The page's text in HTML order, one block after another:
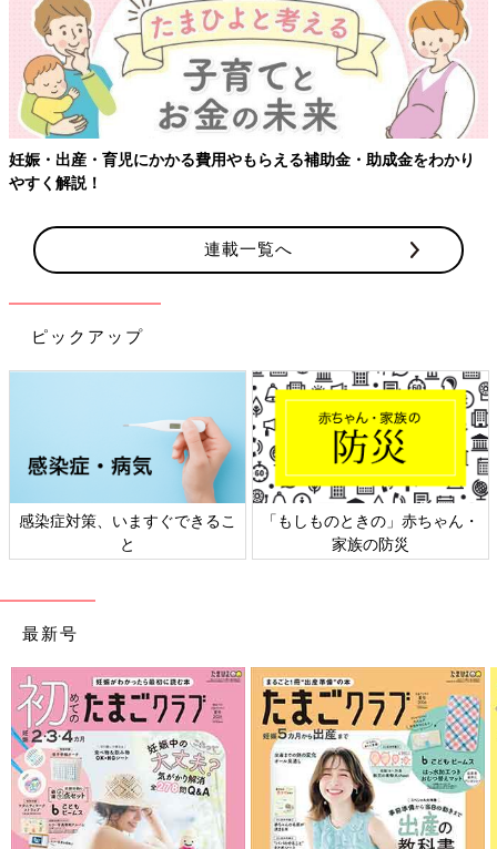
妊娠・出産・育児にかかる費用やもらえる補助金・助成金をわかり
やすく解説！
連載一覧へ
ピックアップ
感染症対策、いますぐできるこ
と
「もしものときの」赤ちゃん・
家族の防災
最新号